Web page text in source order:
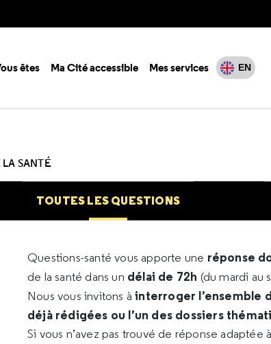
êtes Ma Cité accessible Mes services EN
SANTÉ
TOUTES LES QUESTIONS
Questions-santé vous apporte une réponse
de la santé dans un délai de 72h (du mardi au
Nous vous invitons àinterroger l’ensemble
déjà rédigées ou l’un des dossiers
Si vous n’avez pas trouvé de réponse adaptée